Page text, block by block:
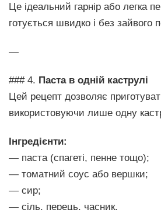
Це ідеальний гарнір або легка
готується швидко і без зайвого
—
### 4. Паста в одній каструлі
Цей рецепт дозволяє
використовуючи лише одну
Інгредієнти:
— паста (спагеті, пенне тощо);
— томатний соус або вершки;
— сир;
— сіль, перець, часник.